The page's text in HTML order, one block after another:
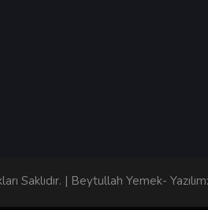
Saklıdır. | Beytullah Yemek- Yazılım: